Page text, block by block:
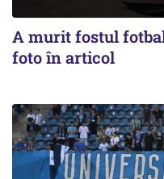
A murit fostul
foto în articol